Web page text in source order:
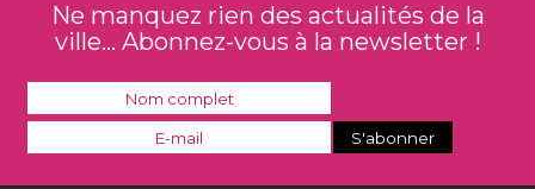
Ne manquez rien des actualités de la
ville... Abonnez-vous à la newsletter !